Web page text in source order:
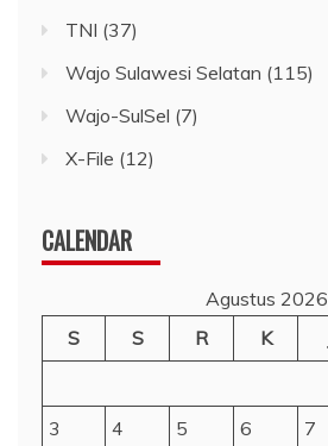
TNI (37)
Wajo Sulawesi Selatan (115)
Wajo-SulSel (7)
X-File (12)
CALENDAR
Agustus 2026
S
S R K
3
4 5 6 7